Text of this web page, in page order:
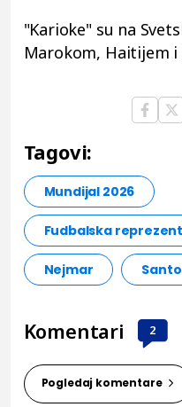
"Karioke" su na
Marokom, Haitijem i
Tagovi:
Mundijal 2026
Fudbalska
Nejmar
Komentari 2
Pogledaj komentare